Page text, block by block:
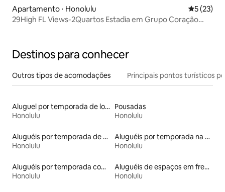
Apartamento ⋅ Honolulu 5 de uma
5 (23)
29High FL Views-2Quartos Estadia em Grupo Coração
Destinos para conhecer
Outros tipos de acomodações Principais pontos turísticos
Aluguel por temporada de lofts
Honolulu
Pousadas
Honolulu
Aluguéis por temporada de acomodações de luxo
Honolulu
Aluguéis por temporada na orla
Honolulu
Aluguéis por temporada com acesso ao lago
Honolulu
Aluguéis de espaços em frente à praia
Honolulu